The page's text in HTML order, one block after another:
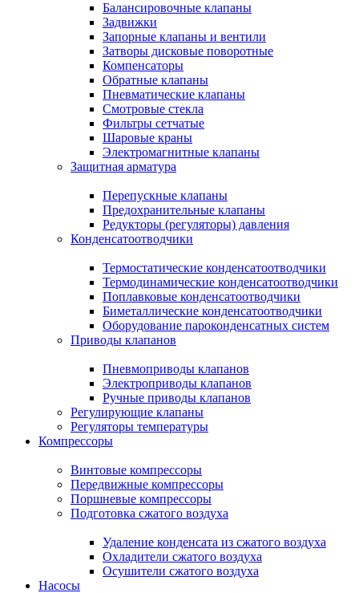
Балансировочные клапаны
Задвижки
Запорные клапаны и вентили
Затворы дисковые поворотные
Компенсаторы
Обратные клапаны
Пневматические клапаны
Смотровые стекла
Фильтры сетчатые
Шаровые краны
Электромагнитные клапаны
Защитная арматура
Перепускные клапаны
Предохранительные клапаны
Редукторы (регуляторы) давления
Конденсатоотводчики
Термостатические конденсатоотводчики
Термодинамические конденсатоотводчики
Поплавковые конденсатоотводчики
Биметаллические конденсатоотводчики
Оборудование пароконденсатных систем
Приводы клапанов
Пневмоприводы клапанов
Электроприводы клапанов
Ручные приводы клапанов
Регулирующие клапаны
Регуляторы температуры
Компрессоры
Винтовые компрессоры
Передвижные компрессоры
Поршневые компрессоры
Подготовка сжатого воздуха
Удаление конденсата из сжатого воздуха
Охладители сжатого воздуха
Осушители сжатого воздуха
Насосы